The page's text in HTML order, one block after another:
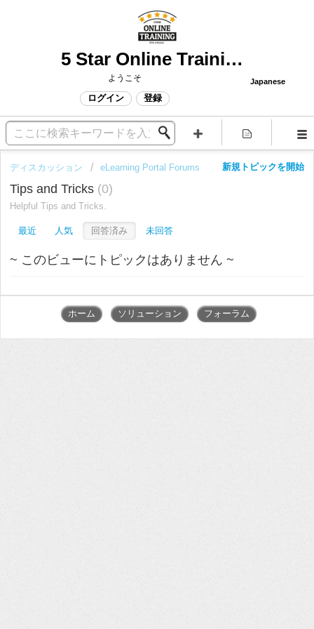
5 Star Online Training Support
Japanese
ようこそ
ログイン 登録
新規トピックを開始
ディスカッション eLearning Portal Forums
Tips and Tricks 0
Helpful Tips and Tricks.
最近 人気 回答済み 未回答
~ このビューにトピックはありません ~
ホーム ソリューション フォーラム